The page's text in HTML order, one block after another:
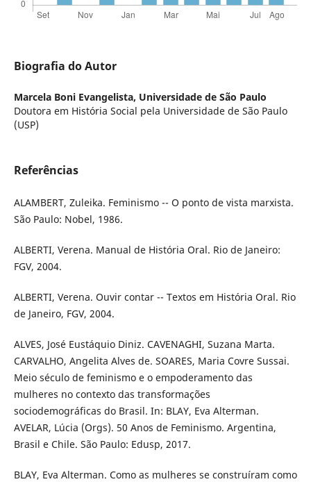
Biografia do Autor
Marcela Boni Evangelista, Universidade de São Paulo
Doutora em História Social pela Universidade de São Paulo
(USP)
Referências
ALAMBERT, Zuleika. Feminismo -- O ponto de vista marxista.
São Paulo: Nobel, 1986.
ALBERTI, Verena. Manual de História Oral. Rio de Janeiro:
FGV, 2004.
ALBERTI, Verena. Ouvir contar -- Textos em História Oral. Rio
de Janeiro, FGV, 2004.
ALVES, José Eustáquio Diniz. CAVENAGHI, Suzana Marta.
CARVALHO, Angelita Alves de. SOARES, Maria Covre Sussai.
Meio século de feminismo e o empoderamento das
mulheres no contexto das transformações
sociodemográficas do Brasil. In: BLAY, Eva Alterman.
AVELAR, Lúcia (Orgs). 50 Anos de Feminismo. Argentina,
Brasil e Chile. São Paulo: Edusp, 2017.
BLAY, Eva Alterman. Como as mulheres se construíram como